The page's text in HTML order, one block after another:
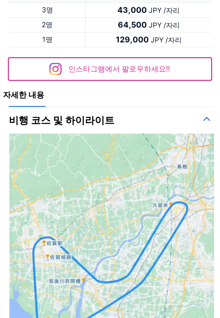
3명
43,000 JPY /자리
2명
64,500JPY /자리
1명
129,000JPY /자리
인스타그램에서 팔로우하세요!!
자세한 내용
비행 코스 및 하이라이트